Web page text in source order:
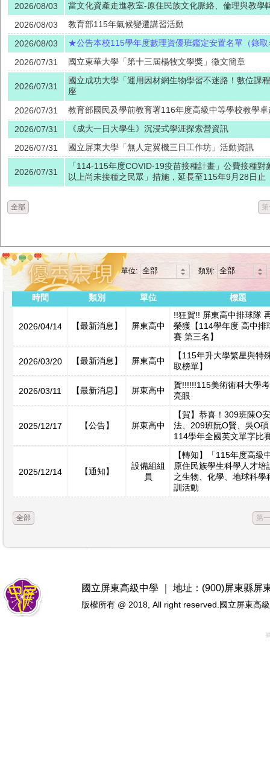
2026/08/03
當文化資產走進教室-原住民族文化脈絡、倫理與教學
2026/08/03
教育部115年氣候變遷講習活動
2026/08/03
★公告本校115學年度數理資優班鑑定安置名單（錄取
2026/07/31
國立東華大學「第十三屆楊牧文學獎」徵文簡章
2026/07/31
國立成功大學「運用因材網生物學習不迷路！數位課
座
2026/07/31
教育部國民及學前教育署116年度高級中等學校教學
2026/07/31
《成大一日大學生》沉浸式學涯探索營資訊
2026/07/31
國立屏東大學「無人定翼機三日工作坊」活動資訊
2026/07/31
「114-115年度COVID-19疫苗接種計畫」公費接種對
以上尚未接種之民眾」措施，延長至115年9月28日止
全部
單位: 類別:
時間 類別 單位 標題
2026/04/14 【最新消息】 屏東高中
!!狂賀!! 屏東高中排球隊
榮獲【114學年度 高中排
賽 第三名】
2026/03/20 【最新消息】 屏東高中
【115年升大學繁星與特
取榜單】
2026/03/11 【最新消息】 屏東高中
賀!!!!!!115美術術科大學
亮眼
2025/12/17 【公告】 屏東高中
【賀】恭喜！309班陳O
法、209班阮O賢、吳O
114學年全國英文單字比
2025/12/14 【通知】
設備組組
員
【轉知】「115年度高級
原住民族學生科學人才培
之生物、化學、地球科學
訓活動
全部 第
國立屏東高級中學 ｜ 地址：(900)屏東縣屏
版權所有 @ 2018, All right reserved.國立屏東高